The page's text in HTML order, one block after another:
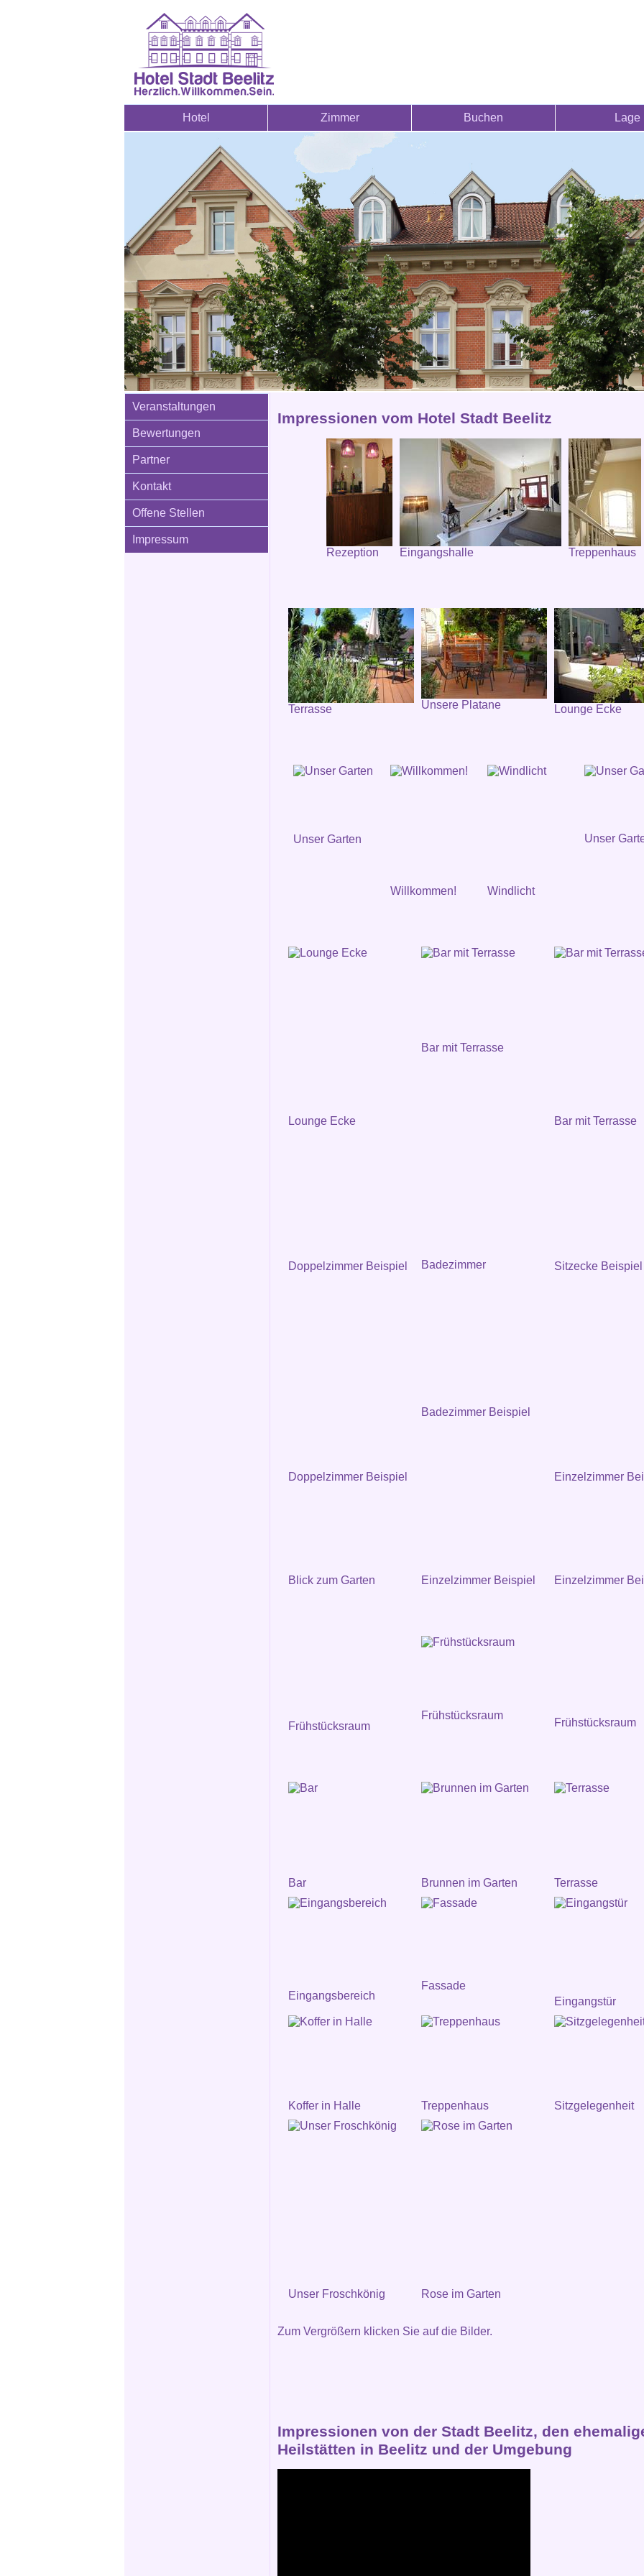
Hotel Zimmer Buchen Lage
Veranstaltungen
Bewertungen
Partner
Kontakt
Offene Stellen
Impressum
Impressionen vom Hotel Stadt Beelitz
Rezeption Eingangshalle Treppenhaus
Terrasse Unsere Platane Lounge Ecke
Unser Garten
Willkommen! Windlicht
Unser
Lounge Ecke
Bar mit Terrasse
Bar mit Terrasse
Doppelzimmer Beispiel Badezimmer Sitzecke Beispiel
Doppelzimmer Beispiel
Badezimmer Beispiel
Einzelzimmer
Blick zum Garten Einzelzimmer Beispiel Einzelzimmer
Frühstücksraum
Frühstücksraum
Frühstücksraum
Bar Brunnen im Garten Terrasse
Eingangsbereich
Fassade
Eingangstür
Koffer in Halle Treppenhaus Sitzgelegenheit
Unser Froschkönig Rose im Garten
Zum Vergrößern klicken Sie auf die Bilder.
Impressionen von der Stadt Beelitz, den
Heilstätten in Beelitz und der Umgebung